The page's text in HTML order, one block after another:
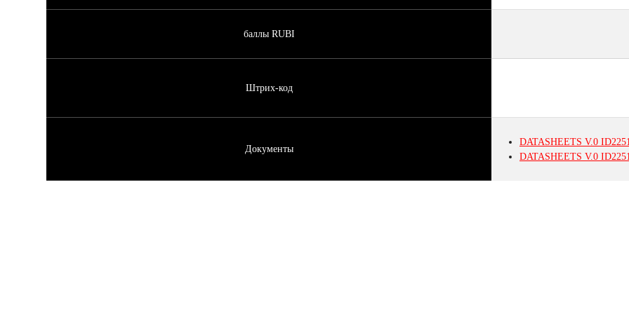
баллы RUBI
Штрих-код
Документы
DATASHEETS V.0
DATASHEETS V.0